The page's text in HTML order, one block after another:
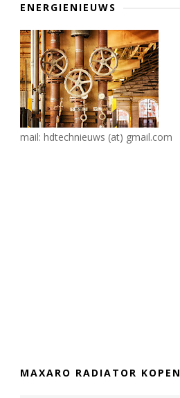
ENERGIENIEUWS
mail: hdtechnieuws (at) gmail.com
MAXARO RADIATOR KOPEN